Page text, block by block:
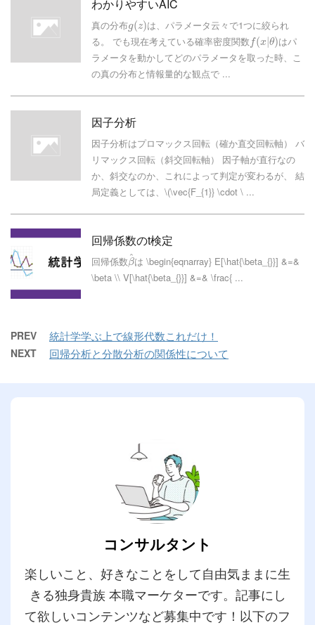
わかりやすいAIC
真の分布g(z)は、パラメータ云々で1つに絞られ
る。 でも現在考えている確率密度関数 f(x θ)はパ
ラメータを動かしてどのパラメータを取った時、こ
の真の分布と情報量的な観点で ...
因子分析
因子分析はプロマックス回転（確か直交回転軸） バ
リマックス回転（斜交回転軸） 因子軸が直行なの
か、斜交なのか、これによって判定が変わるが、 結
局定義としては、\(\vec{F_{1}} \cdot \ ...
回帰係数のt検定
回帰係数β
^は \begin{eqnarray} E[\hat{\beta_{}}] &=&
\beta \\ V[\hat{\beta_{}}] &=& \frac{ ...
PREV 統計学学ぶ上で線形代数これだけ！
NEXT 回帰分析と分散分析の関係性について
コンサルタント
楽しいこと、好きなことをして自由気ままに生
きる独身貴族 本職マーケターです。記事にし
て欲しいコンテンツなど募集中です！以下のフ